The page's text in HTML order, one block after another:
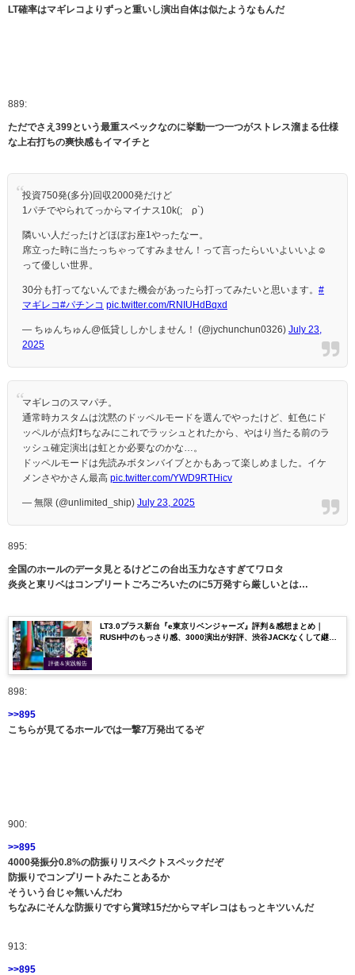
LT確率はマギレコよりずっと重いし演出自体は似たようなもんだ
889:
ただでさえ399という最重スペックなのに挙動一つ一つがストレス溜まる仕様
な上右打ちの爽快感もイマイチと
投資750発(多分)回収2000発だけど
1パチでやられてっからマイナス10k(;´ρ`)
隣いい人だったけどほぼお座1やったなー。
席立った時に当たっちゃってすみません！って言ったらいいよいいよ☺️
って優しい世界。
30分も打ってないんでまた機会があったら打ってみたいと思います。 #
マギレコ#パチンコ pic.twitter.com/RNIUHdBqxd
— ちゅんちゅん@低貸ししかしません！ (@jychunchun0326) July 23,
2025
マギレコのスマパチ。
通常時カスタムは沈黙のドッペルモードを選んでやったけど、虹色にド
ッペルが点灯❗ちなみにこれでラッシュとれたから、やはり当たる前のラ
ッシュ確定演出は虹とか必要なのかな…。
ドッペルモードは先読みボタンバイブとかもあって楽しめました。イケ
メンさやかさん最高 pic.twitter.com/YWD9RTHicv
— 無限 (@unlimited_ship) July 23, 2025
895:
全国のホールのデータ見とるけどこの台出玉力なさすぎてワロタ
炎炎と東リベはコンプリートごろごろいたのに5万発すら厳しいとは…
評価＆実践報告
LT3.0プラス新台『e東京リベンジャーズ』評判＆感想まとめ｜
RUSH中のもっさり感、3000演出が好評、渋谷JACKなくして継続
898:
>>895
こちらが見てるホールでは一撃7万発出てるぞ
900:
>>895
4000発振分0.8%の防振りリスペクトスペックだぞ
防振りでコンプリートみたことあるか
そういう台じゃ無いんだわ
ちなみにそんな防振りですら賞球15だからマギレコはもっとキツいんだ
913:
>>895